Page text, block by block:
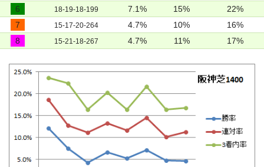
6
18-19-18-199 7.1% 15%
22%
7
15-17-20-264 4.7% 10%
16%
8
15-21-18-267 4.7% 11% 17%